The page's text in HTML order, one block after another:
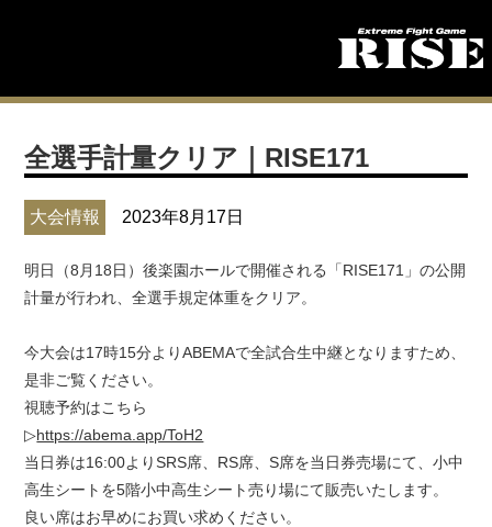
全選手計量クリア｜RISE171
大会情報 2023年8月17日
明日（8月18日）後楽園ホールで開催される「RISE171」の公開
計量が行われ、全選手規定体重をクリア。
今大会は17時15分よりABEMAで全試合生中継となりますため、
是非ご覧ください。
視聴予約はこちら
▷https://abema.app/ToH2
当日券は16:00よりSRS席、RS席、S席を当日券売場にて、小中
高生シートを5階小中高生シート売り場にて販売いたします。
良い席はお早めにお買い求めください。